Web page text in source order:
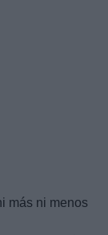
más ni menos